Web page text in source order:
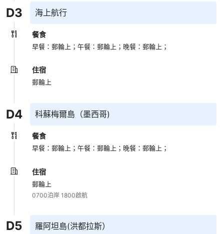
D3 海上航行
餐食
早餐：郵輪上；午餐：郵輪上； 晚餐：郵輪上；
住宿
郵輪上
D4 科蘇梅爾島（墨西哥)
餐食
早餐：郵輪上；午餐：郵輪上； 晚餐：郵輪上；
住宿
郵輪上
0700泊岸 1800啟航
D5 羅阿坦島(洪都拉斯）